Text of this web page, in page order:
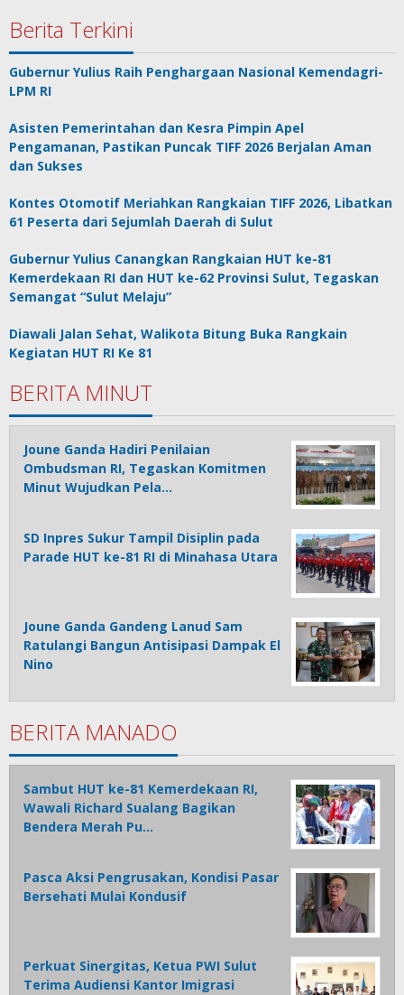
Berita Terkini
Gubernur Yulius Raih Penghargaan Nasional Kemendagri-
LPM RI
Asisten Pemerintahan dan Kesra Pimpin Apel
Pengamanan, Pastikan Puncak TIFF 2026 Berjalan Aman
dan Sukses
Kontes Otomotif Meriahkan Rangkaian TIFF 2026, Libatkan
61 Peserta dari Sejumlah Daerah di Sulut
Gubernur Yulius Canangkan Rangkaian HUT ke-81
Kemerdekaan RI dan HUT ke-62 Provinsi Sulut, Tegaskan
Semangat “Sulut Melaju”
Diawali Jalan Sehat, Walikota Bitung Buka Rangkain
Kegiatan HUT RI Ke 81
BERITA MINUT
Joune Ganda Hadiri Penilaian
Ombudsman RI, Tegaskan Komitmen
Minut Wujudkan Pela…
SD Inpres Sukur Tampil Disiplin pada
Parade HUT ke-81 RI di Minahasa Utara
Joune Ganda Gandeng Lanud Sam
Ratulangi Bangun Antisipasi Dampak El
Nino
BERITA MANADO
Sambut HUT ke-81 Kemerdekaan RI,
Wawali Richard Sualang Bagikan
Bendera Merah Pu…
Pasca Aksi Pengrusakan, Kondisi Pasar
Bersehati Mulai Kondusif
Perkuat Sinergitas, Ketua PWI Sulut
Terima Audiensi Kantor Imigrasi